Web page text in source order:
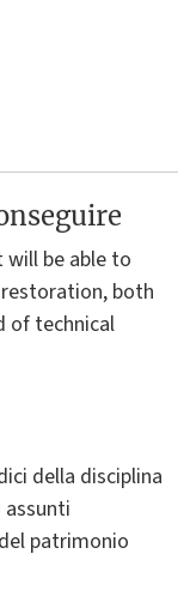
be able to
both
of technical
della disciplina
patrimonio